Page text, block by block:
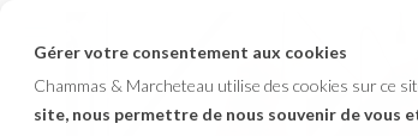
Gérer votre consentement aux cookies
Chammas & Marcheteau utilise des cookies sur ce
site, nous permettre de nous souvenir de